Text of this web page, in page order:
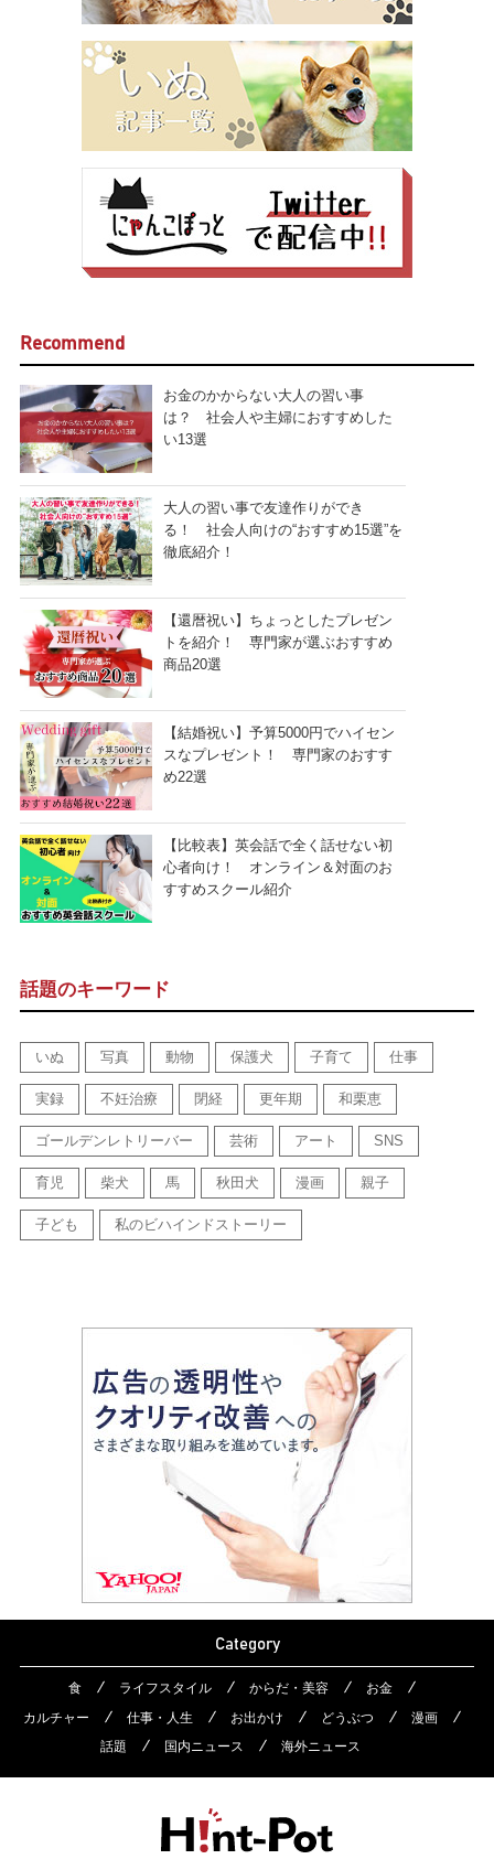
Recommend
お金のかからない大人の習い事
は？ 社会人や主婦におすすめした
い13選
大人の習い事で友達作りができ
る！ 社会人向けの“おすすめ15選”を
徹底紹介！
【還暦祝い】ちょっとしたプレゼン
トを紹介！ 専門家が選ぶおすすめ
商品20選
【結婚祝い】予算5000円でハイセン
スなプレゼント！ 専門家のおすす
め22選
【比較表】英会話で全く話せない初
心者向け！ オンライン＆対面のお
すすめスクール紹介
話題のキーワード
いぬ 写真 動物 保護犬 子育て 仕事
実録 不妊治療 閉経 更年期 和栗恵
ゴールデンレトリーバー 芸術 アート SNS
育児 柴犬 馬 秋田犬 漫画 親子
子ども 私のビハインドストーリー
Category
食 ライフスタイル からだ・美容
お金
カルチャー
仕事・人生 お出かけ どうぶつ
漫画
話題
国内ニュース 海外ニュース